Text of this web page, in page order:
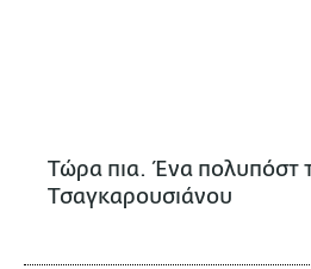
Τώρα πια. Ένα πολυπόστ
Τσαγκαρουσιάνου